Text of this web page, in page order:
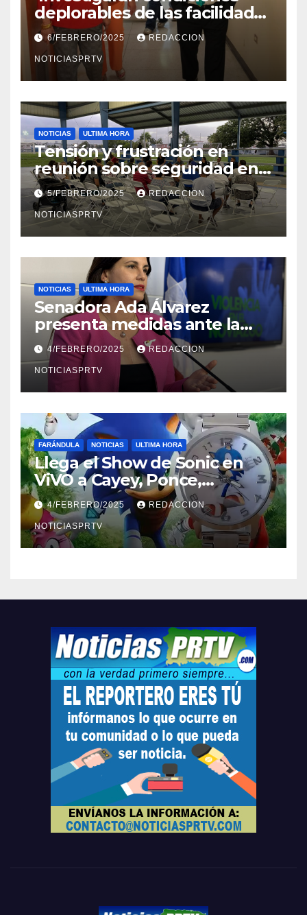
deplorables de las facilidades
el Departamento de la Salud
en Mayagüez
6/FEBRERO/2025 REDACCION
NOTICIASPRTV
NOTICIAS ULTIMA HORA
Tensión y frustración en
reunión sobre seguridad en
Reparto Metropolitano
5/FEBRERO/2025 REDACCION
NOTICIASPRTV
NOTICIAS ULTIMA HORA
Senadora Ada Álvarez
presenta medidas ante la
violencia en el noviazgo
4/FEBRERO/2025 REDACCION
NOTICIASPRTV
FARÁNDULA NOTICIAS ULTIMA HORA
Llega el Show de Sonic en
ViVO a Cayey, Ponce,
Barceloneta y Humacao,
Relojes gratis para el que
compre ahora….
4/FEBRERO/2025 REDACCION
NOTICIASPRTV